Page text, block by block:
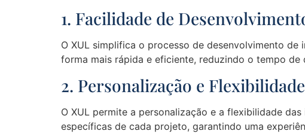
1. Facilidade de
O XUL simplifica o processo de desenvolvimento
forma mais rápida e eficiente, reduzindo o tempo
2. Personalização e Flexibilidade
O XUL permite a personalização e a flexibilidade
específicas de cada projeto, garantindo uma